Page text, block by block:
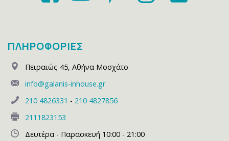
ΠΛΗΡΟΦΟΡΙΕΣ
Πειραιώς 45, Αθήνα Μοσχάτο
info@galanis-inhouse.gr
210 4826331 - 210 4827856
2111823153
Δευτέρα - Παρασκευή 10:00 - 21:00